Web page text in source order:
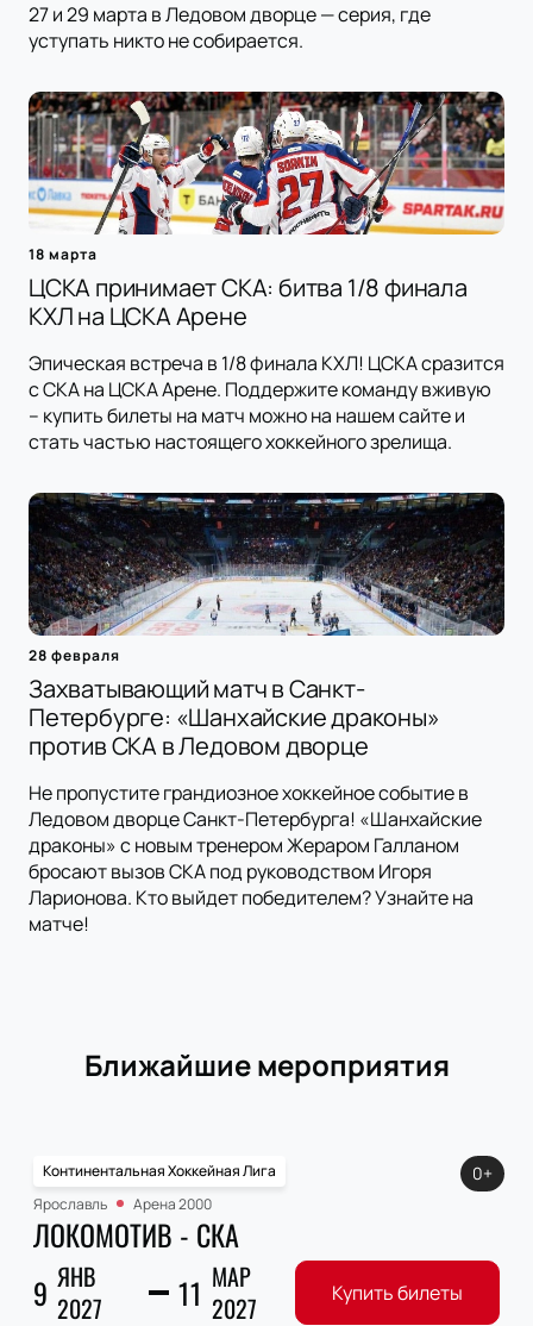
27 и 29 марта в Ледовом дворце — серия, где
уступать никто не собирается.
18 марта
ЦСКА принимает СКА: битва 1/8 финала
КХЛ на ЦСКА Арене
Эпическая встреча в 1/8 финала КХЛ! ЦСКА сразится
с СКА на ЦСКА Арене. Поддержите команду вживую
– купить билеты на матч можно на нашем сайте и
стать частью настоящего хоккейного зрелища.
28 февраля
Захватывающий матч в Санкт-
Петербурге: «Шанхайские драконы»
против СКА в Ледовом дворце
Не пропустите грандиозное хоккейное событие в
Ледовом дворце Санкт-Петербурга! «Шанхайские
драконы» с новым тренером Жераром Галланом
бросают вызов СКА под руководством Игоря
Ларионова. Кто выйдет победителем? Узнайте на
матче!
Ближайшие мероприятия
Континентальная Хоккейная Лига
Ярославль
Арена 2000
ЛОКОМОТИВ - СКА
9 ЯНВ
2027
11 МАР
2027
0+
Купить билеты